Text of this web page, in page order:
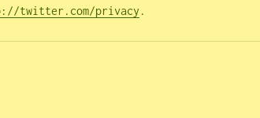
twitter.com/privacy .